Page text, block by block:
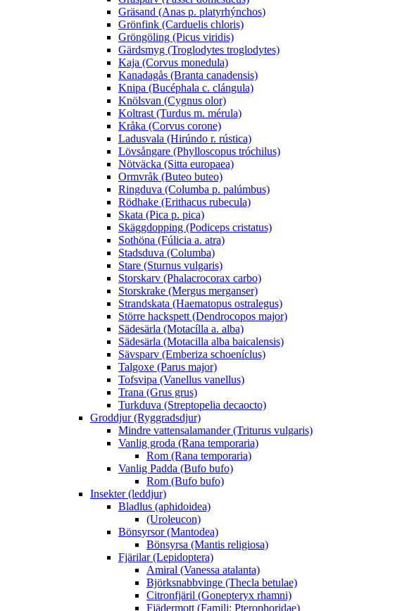
Gräsand (Anas p. platyrhýnchos)
Grönfink (Carduelis chloris)
Gröngöling (Picus viridis)
Gärdsmyg (Troglodytes troglodytes)
Kaja (Corvus monedula)
Kanadagås (Branta canadensis)
Knipa (Bucéphala c. clángula)
Knölsvan (Cygnus olor)
Koltrast (Turdus m. mérula)
Kråka (Corvus corone)
Ladusvala (Hirúndo r. rústica)
Lövsångare (Phylloscopus tróchilus)
Nötväcka (Sitta europaea)
Ormvråk (Buteo buteo)
Ringduva (Columba p. palúmbus)
Rödhake (Erithacus rubecula)
Skata (Pica p. pica)
Skäggdopping (Podiceps cristatus)
Sothöna (Fúlicia a. atra)
Stadsduva (Columba)
Stare (Sturnus vulgaris)
Storskarv (Phalacrocorax carbo)
Storskrake (Mergus merganser)
Strandskata (Haematopus ostralegus)
Större hackspett (Dendrocopos major)
Sädesärla (Motacílla a. alba)
Sädesärla (Motacilla alba baicalensis)
Sävsparv (Emberiza schoeníclus)
Talgoxe (Parus major)
Tofsvipa (Vanellus vanellus)
Trana (Grus grus)
Turkduva (Streptopelia decaocto)
Groddjur (Ryggradsdjur)
Mindre vattensalamander (Triturus vulgaris)
Vanlig groda (Rana temporaria)
Rom (Rana temporaria)
Vanlig Padda (Bufo bufo)
Rom (Bufo bufo)
Insekter (leddjur)
Bladlus (aphidoidea)
(Uroleucon)
Bönsyrsor (Mantodea)
Bönsyrsa (Mantis religiosa)
Fjärilar (Lepidoptera)
Amiral (Vanessa atalanta)
Björksnabbvinge (Thecla betulae)
Citronfjäril (Gonepteryx rhamni)
Fjädermott (Familj: Pterophoridae)